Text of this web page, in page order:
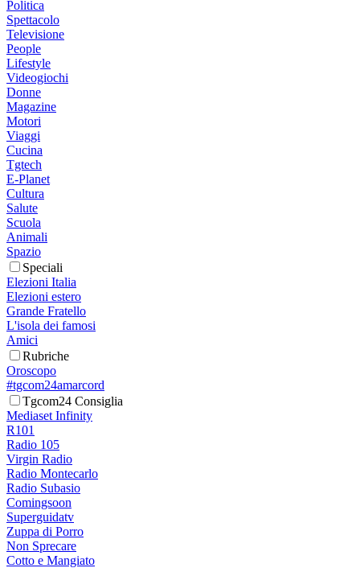
Politica
Spettacolo
Televisione
People
Lifestyle
Videogiochi
Donne
Magazine
Motori
Viaggi
Cucina
Tgtech
E-Planet
Cultura
Salute
Scuola
Animali
Spazio
Speciali
Elezioni Italia
Elezioni estero
Grande Fratello
L'isola dei famosi
Amici
Rubriche
Oroscopo
#tgcom24amarcord
Tgcom24 Consiglia
Mediaset Infinity
R101
Radio 105
Virgin Radio
Radio Montecarlo
Radio Subasio
Comingsoon
Superguidatv
Zuppa di Porro
Non Sprecare
Cotto e Mangiato